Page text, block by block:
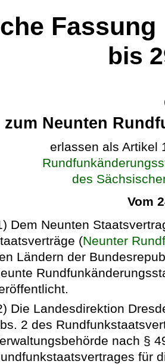
Fassung
bis
zum Neunten
erlassen als Artikel
des
Vom
Dem Neunten
(Neunter
Ländern der
Die Landesdirektion
2 des
nach §
für